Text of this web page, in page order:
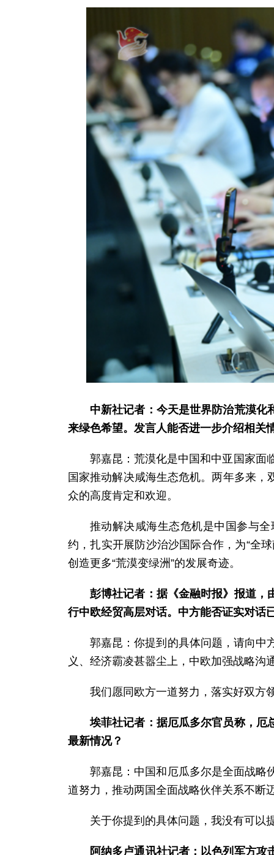
中新社记者：今天是世界防治荒漠化
来绿色希望。发言人能否进一步介绍相关
郭嘉昆：荒漠化是中国和中亚国家
国家推动解决咸海生态危机。两年多来
众的高度肯定和欢迎。
推动解决咸海生态危机是中国参与
约，扎实开展防沙治沙国际合作，为“全
创造更多“荒漠变绿洲”的发展奇迹。
彭博社记者：据《金融时报》报道，
行中欧经贸高层对话。中方能否证实对话
郭嘉昆：你提到的具体问题，请向中
义、经济霸凌甚嚣尘上，中欧加强战略
我们愿同欧方一道努力，落实好双方
埃菲社记者：据厄瓜多尔官员称，厄
最新情况？
郭嘉昆：中国和厄瓜多尔是全面战略
道努力，推动两国全面战略伙伴关系不断
关于你提到的具体问题，我没有可以
阿纳多卢通讯社记者：以色列军方